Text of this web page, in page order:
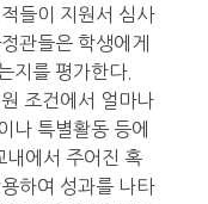
들이 지원서 심사
관들은 학생에게
지를 평가한다.
조건에서 얼마나
나 특별활동 등에
내에서 주어진 혹
하여 성과를 나타